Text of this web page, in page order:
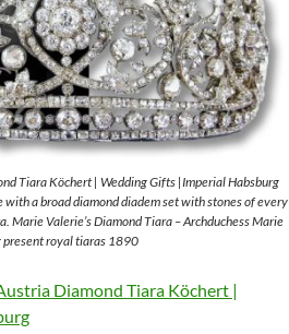
Tiara Köchert | Wedding Gifts |Imperial Habsburg
a broad diamond diadem set with stones of every
Marie Valerie’s Diamond Tiara – Archduchess Marie
present royal tiaras 1890
Diamond Tiara Köchert |